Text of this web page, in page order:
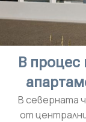
В процес
В северната
от